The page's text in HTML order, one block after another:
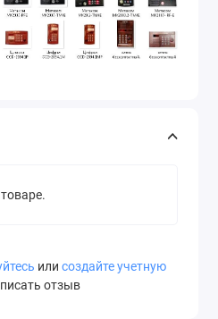
или создайте учетную
отзыв